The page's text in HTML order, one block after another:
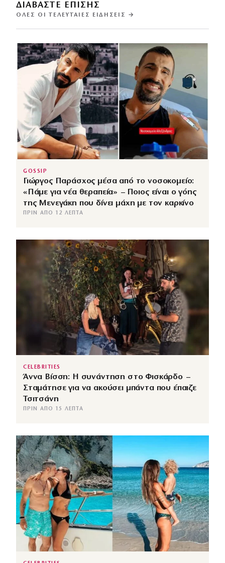
ΔΙΑΒΑΣΤΕ ΕΠΙΣΗΣ
ΌΛΕΣ ΟΙ ΤΕΛΕΥΤΑΊΕΣ ΕΙΔΉΣΕΙΣ →
GOSSIP
Γιώργος Παράσχος μέσα από το νοσοκομείο:
«Πάμε για νέα θεραπεία» – Ποιος είναι ο γόης
της Μενεγάκη που δίνει μάχη με τον καρκίνο
ΠΡΙΝ ΑΠΌ 12 ΛΕΠΤΆ
CELEBRITIES
Άννα Βίσση: Η συνάντηση στο Φισκάρδο –
Σταμάτησε για να ακούσει μπάντα που έπαιζε
Τσιτσάνη
ΠΡΙΝ ΑΠΌ 15 ΛΕΠΤΆ